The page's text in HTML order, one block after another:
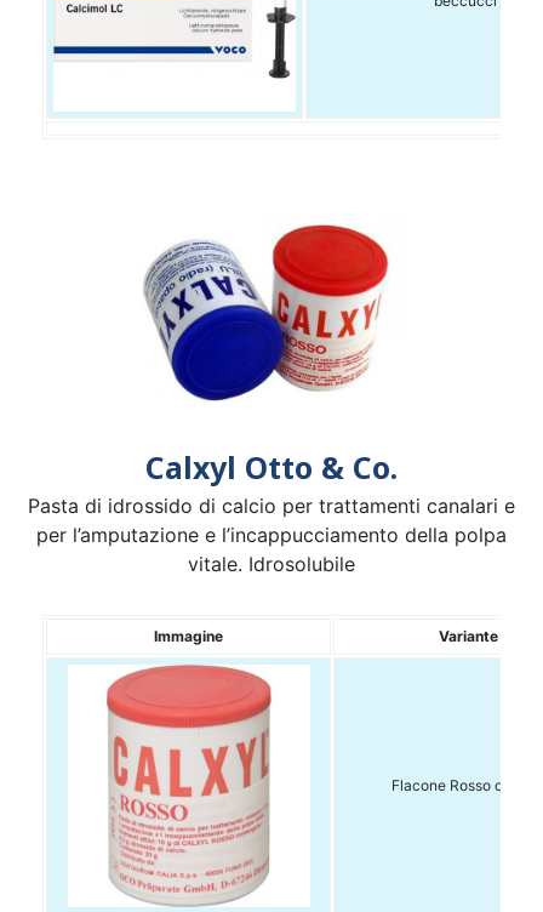
Calxyl Otto & Co.
Pasta di idrossido di calcio per trattamenti canalari e
per l’amputazione e l’incappucciamento della polpa
vitale. Idrosolubile
Immagine Variante
Flacone Rosso da